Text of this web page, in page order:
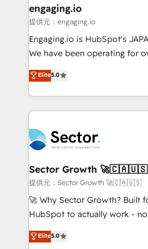
Também somos
e de mais de 150 softwares
contratar e pagar a HubSpot
fiscal no Brasil e gerar
Oferecemos ainda agentes de
HubSpot que automatizam
empresas em 13 países
a maior parceira da HubSpot
líder no ranking global de
HubSpot.
engaging.io
提供元：engaging.io
Engaging.io is HubSpot's
We have been operating for
one of HubSpot's most
capable Agency Partners globally. We
complex CRM migrations,
integrations, custom CMS
businesses. Our teams are based in North America
and APAC. We are HubSpot's top-ranked Advanced
Implementation Certified
to their advisory council. We strive to do 'good work
with good people' and have
brands. You can see some of
Elite5.0
Sector Growth 🚀🇨🇦🇺🇸
提供元：Sector Growth 🚀🇨🇦🇺🇸
🚀 Why Sector Growth? Built
HubSpot to actually work - not
HubSpot Experts:
automation, and training built for
Elite5.0